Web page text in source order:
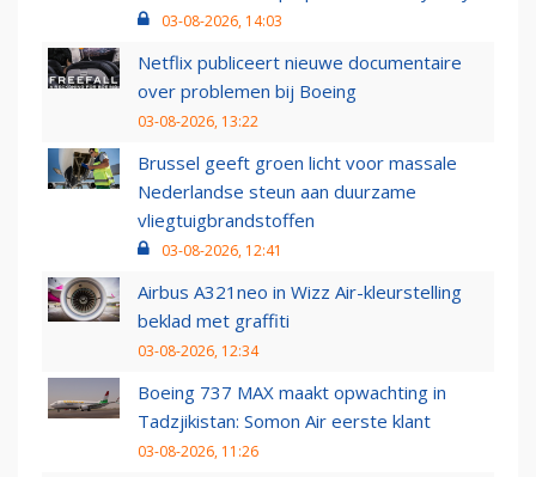
03-08-2026, 14:03
Netflix publiceert nieuwe documentaire
over problemen bij Boeing
03-08-2026, 13:22
Brussel geeft groen licht voor massale
Nederlandse steun aan duurzame
vliegtuigbrandstoffen
03-08-2026, 12:41
Airbus A321neo in Wizz Air-kleurstelling
beklad met graffiti
03-08-2026, 12:34
Boeing 737 MAX maakt opwachting in
Tadzjikistan: Somon Air eerste klant
03-08-2026, 11:26